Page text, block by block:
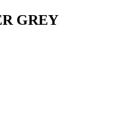
GREY